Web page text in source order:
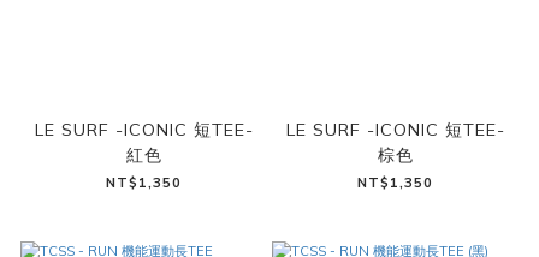
LE SURF -ICONIC 短TEE-
紅色
NT$1,350
LE SURF -ICONIC 短TEE-
棕色
NT$1,350